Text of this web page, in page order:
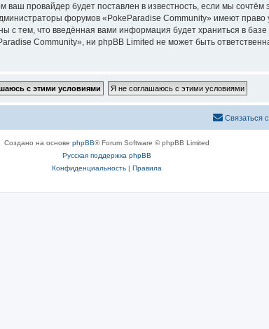
провайдер будет поставлен в известность, если мы
форумов «PokeParadise Community» имеют
с тем, что введённая вами информация будет храниться в
Community», ни phpBB Limited не может быть
Связаться
Создано на основе phpBB® Forum Software © phpBB Limited
Русская поддержка phpBB
Конфиденциальность| Правила